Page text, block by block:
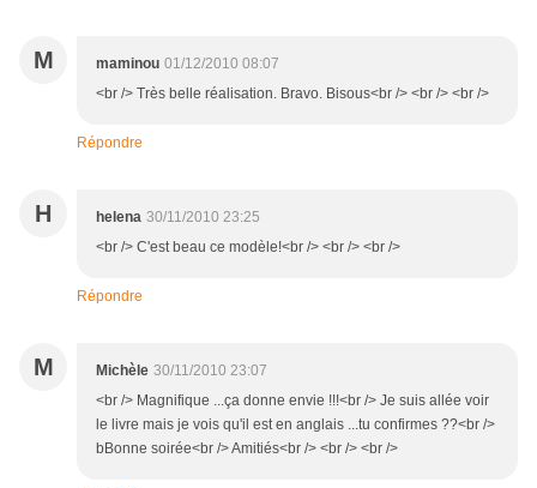
M maminou 01/12/2010 08:07
<br /> Très belle réalisation. Bravo. Bisous<br /> <br /> <br />
Répondre
H helena 30/11/2010 23:25
<br /> C'est beau ce modèle!<br /> <br /> <br />
Répondre
M Michèle 30/11/2010 23:07
<br /> Magnifique ...ça donne envie !!!<br /> Je suis allée voir
le livre mais je vois qu'il est en anglais ...tu confirmes ??<br />
bBonne soirée<br /> Amitiés<br /> <br /> <br />